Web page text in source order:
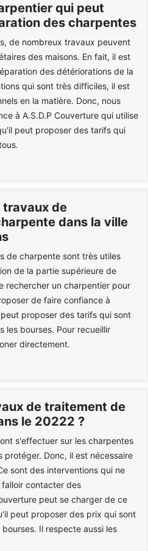
qui peut
des charpentes
de nombreux travaux peuvent
des maisons. En fait, il est
des détériorations de la
qui sont très difficiles, il est
en la matière. Donc, nous
à A.S.D.P Couverture qui utilise
peut proposer des tarifs qui
travaux de
dans la ville
de charpente sont très utiles
de la partie supérieure de
rechercher un charpentier pour
de faire confiance à
proposer des tarifs qui sont
les bourses. Pour recueillir
directement.
de traitement de
le 20222 ?
s'effectuer sur les charpentes
protéger. Donc, il est nécessaire
sont des interventions qui ne
contacter des
peut se charger de ce
peut proposer des prix qui sont
Il respecte aussi les